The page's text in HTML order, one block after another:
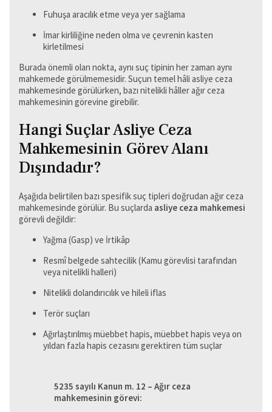
Fuhuşa aracılık etme veya yer sağlama
İmar kirliliğine neden olma ve çevrenin kasten
kirletilmesi
Burada önemli olan nokta, aynı suç tipinin her zaman aynı
mahkemede görülmemesidir. Suçun temel hâli asliye ceza
mahkemesinde görülürken, bazı nitelikli hâller ağır ceza
mahkemesinin görevine girebilir.
Hangi Suçlar Asliye Ceza
Mahkemesinin Görev Alanı
Dışındadır?
Aşağıda belirtilen bazı spesifik suç tipleri doğrudan ağır ceza
mahkemesinde görülür. Bu suçlarda asliye ceza mahkemesi
görevli değildir:
Yağma (Gasp) ve İrtikâp
Resmî belgede sahtecilik (Kamu görevlisi tarafından
veya nitelikli halleri)
Nitelikli dolandırıcılık ve hileli iflas
Terör suçları
Ağırlaştırılmış müebbet hapis, müebbet hapis veya on
yıldan fazla hapis cezasını gerektiren tüm suçlar
5235 sayılı Kanun m. 12 – Ağır ceza
mahkemesinin görevi: